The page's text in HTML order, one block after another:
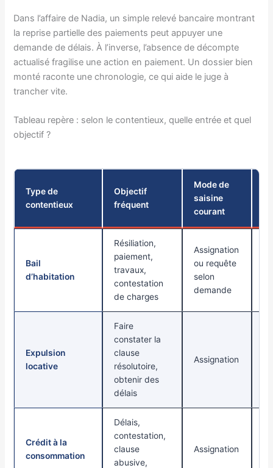
Dans l’affaire de Nadia, un simple relevé bancaire montrant
la reprise partielle des paiements peut appuyer une
demande de délais. À l’inverse, l’absence de décompte
actualisé fragilise une action en paiement. Un dossier bien
monté raconte une chronologie, ce qui aide le juge à
trancher vite.
Tableau repère : selon le contentieux, quelle entrée et quel
objectif ?
Type de
contentieux
Objectif
fréquent
Mode de
saisine
courant
Bail
d’habitation
Résiliation,
paiement,
travaux,
contestation
de charges
Assignation
ou requête
selon
demande
Expulsion
locative
Faire
constater la
clause
résolutoire,
obtenir des
délais
Assignation
Crédit à la
consommation
Délais,
contestation,
clause
abusive,
Assignation